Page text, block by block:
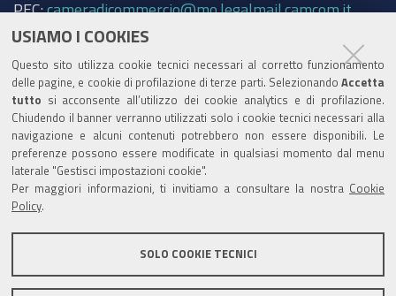
USIAMO I COOKIES
Questo sito utilizza cookie tecnici necessari al corretto funzionamento
delle pagine, e cookie di profilazione di terze parti. Selezionando Accetta
tutto si acconsente all’utilizzo dei cookie analytics e di profilazione.
Chiudendo il banner verranno utilizzati solo i cookie tecnici necessari alla
navigazione e alcuni contenuti potrebbero non essere disponibili. Le
preferenze possono essere modificate in qualsiasi momento dal menu
laterale "Gestisci impostazioni cookie".
Per maggiori informazioni, ti invitiamo a consultare la nostra Cookie
Policy
SOLO COOKIE TECNICI
PEC:cameradicommercio@mo.legalmail.camcom.it
Trasparenza
Amministrazione trasparente
Albo Camerale
Pubblicità Legale
Area riservata Amministratori